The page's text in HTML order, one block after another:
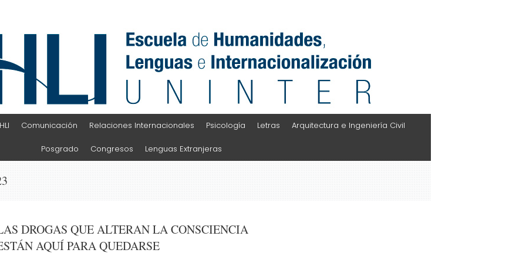
Comunicación Relaciones Internacionales Psicología Letras Arquitectura e Ingeniería Civil
Posgrado Congresos Lenguas Extranjeras
DROGAS QUE ALTERAN LA CONSCIENCIA
AQUÍ PARA QUEDARSE